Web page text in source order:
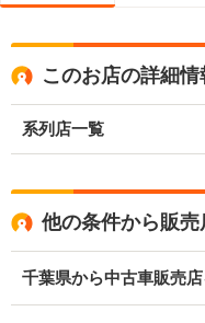
このお店の詳細情
系列店一覧
他の条件から販売
千葉県から中古車販売